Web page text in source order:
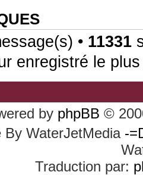
• 11331
enregistré le
by phpBB ©
By WaterJetMedia -
Traduction par: